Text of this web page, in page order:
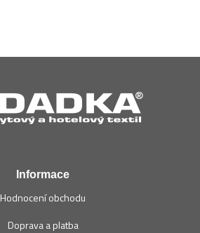
Informace
Hodnocení obchodu
Doprava a platba